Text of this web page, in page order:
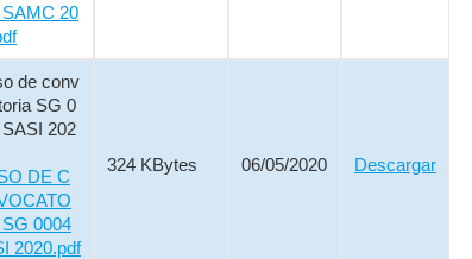
20
de conv
SG 0
202
DE C
0004
2020.pdf
324 KBytes 06/05/2020 Descargar